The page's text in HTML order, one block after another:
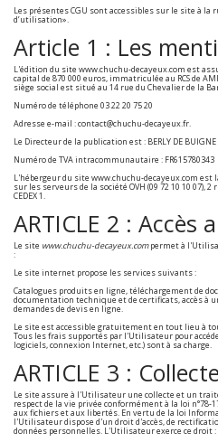
Les présentes CGU sont accessibles sur le site à
d’utilisation».
Article 1 : Les
L'édition du site www.chuchu-decayeux.com est
capital de 870 000 euros, immatriculée au RCS de
siège social est situé au 14 rue du Chevalier de la
Numéro de téléphone 03 22 20 75 20
Adresse e-mail : contact@chuchu-decayeux.fr.
Le Directeur de la publication est : BERLY DE
Numéro de TVA intracommunautaire : FR615780343
L'hébergeur du site www.chuchu-decayeux.com est
sur les serveurs de la société OVH (09 72 10 10 07), 2
CEDEX 1.
ARTICLE 2 : Accès
Le site www.chuchu-decayeux.compermet à
:
Le site internet propose les services suivants :
Catalogues produits en ligne, téléchargement de
documentation technique et de certificats, accès à
demandes de devis en ligne.
Le site est accessible gratuitement en tout lieu à
Tous les frais supportés par l'Utilisateur pour
logiciels, connexion Internet, etc.) sont à sa charge.
ARTICLE 3 :
Le site assure à l'Utilisateur une collecte et un
respect de la vie privée conformément à la loi
aux fichiers et aux libertés. En vertu de la loi
l'Utilisateur dispose d'un droit d'accès, de
données personnelles. L'Utilisateur exerce ce droit :